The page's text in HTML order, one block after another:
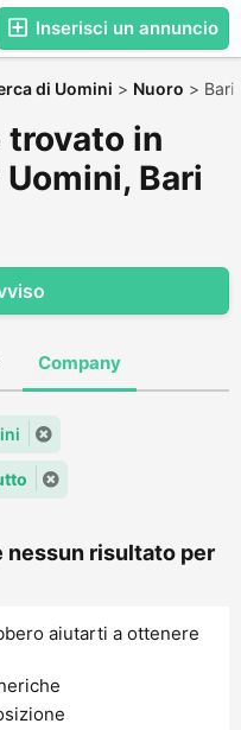
Inserisci un annuncio
di Uomini > Nuoro > Bari
trovato in
Bari
Company
nessun risultato per
aiutarti a ottenere